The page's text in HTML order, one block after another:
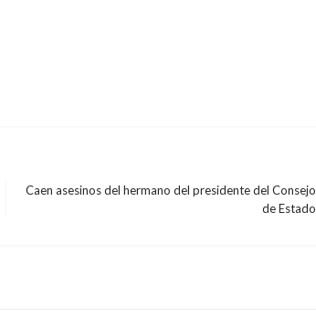
Caen asesinos del hermano del presidente del Consejo
de Estado